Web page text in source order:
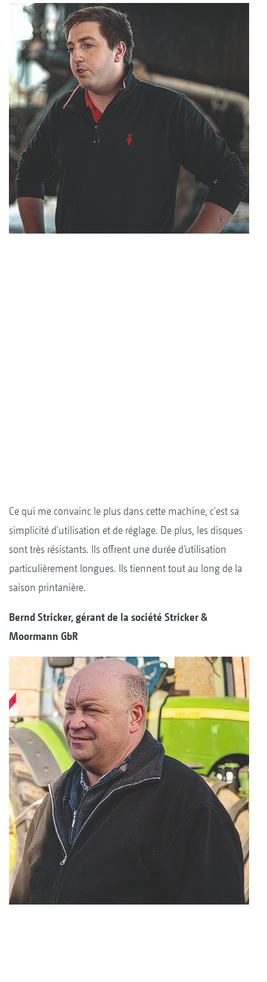
Ce qui me convainc le plus dans cette machine, c'est sa
simplicité d'utilisation et de réglage. De plus, les disques
sont très résistants. Ils offrent une durée d’utilisation
particulièrement longues. Ils tiennent tout au long de la
saison printanière.
Bernd Stricker, gérant de la société Stricker &
Moormann GbR